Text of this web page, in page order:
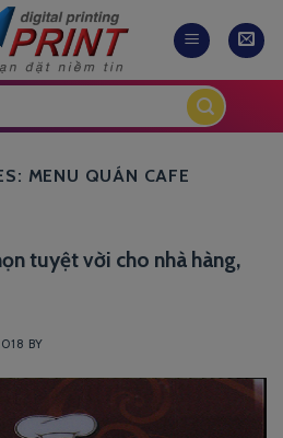
MENU QUÁN CAFE
tuyệt vời cho nhà hàng,
BY